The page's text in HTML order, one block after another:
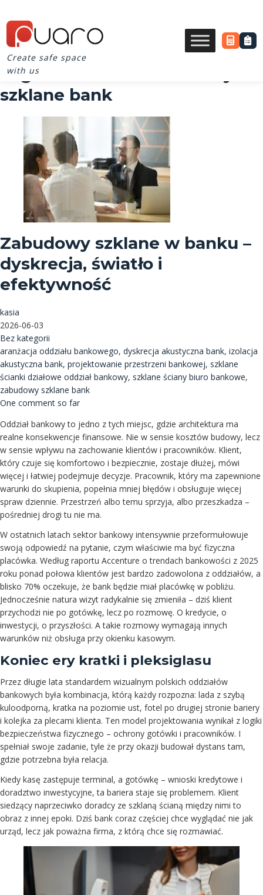
Create safe space
with us
Tag Archives for zabudowy
szklane bank
Zabudowy szklane w banku –
dyskrecja, światło i
efektywność
kasia
2026-06-03
Bez kategorii
aranżacja oddziału bankowego, dyskrecja akustyczna bank, izolacja
akustyczna bank, projektowanie przestrzeni bankowej, szklane
ścianki działowe oddział bankowy, szklane ściany biuro bankowe,
zabudowy szklane bank
One comment so far
Oddział bankowy to jedno z tych miejsc, gdzie architektura ma
realne konsekwencje finansowe. Nie w sensie kosztów budowy, lecz
w sensie wpływu na zachowanie klientów i pracowników. Klient,
który czuje się komfortowo i bezpiecznie, zostaje dłużej, mówi
więcej i łatwiej podejmuje decyzje. Pracownik, który ma zapewnione
warunki do skupienia, popełnia mniej błędów i obsługuje więcej
spraw dziennie. Przestrzeń albo temu sprzyja, albo przeszkadza –
pośredniej drogi tu nie ma.
W ostatnich latach sektor bankowy intensywnie przeformułowuje
swoją odpowiedź na pytanie, czym właściwie ma być fizyczna
placówka. Według raportu Accenture o trendach bankowości z 2025
roku ponad połowa klientów jest bardzo zadowolona z oddziałów, a
blisko 70% oczekuje, że bank będzie miał placówkę w pobliżu.
Jednocześnie natura wizyt radykalnie się zmieniła – dziś klient
przychodzi nie po gotówkę, lecz po rozmowę. O kredycie, o
inwestycji, o przyszłości. A takie rozmowy wymagają innych
warunków niż obsługa przy okienku kasowym.
Koniec ery kratki i pleksiglasu
Przez długie lata standardem wizualnym polskich oddziałów
bankowych była kombinacja, którą każdy rozpozna: lada z szybą
kuloodporną, kratka na poziomie ust, fotel po drugiej stronie bariery
i kolejka za plecami klienta. Ten model projektowania wynikał z logiki
bezpieczeństwa fizycznego – ochrony gotówki i pracowników. I
spełniał swoje zadanie, tyle że przy okazji budował dystans tam,
gdzie potrzebna była relacja.
Kiedy kasę zastępuje terminal, a gotówkę – wnioski kredytowe i
doradztwo inwestycyjne, ta bariera staje się problemem. Klient
siedzący naprzeciwko doradcy ze szklaną ścianą między nimi to
obraz z innej epoki. Dziś bank coraz częściej chce wyglądać nie jak
urząd, lecz jak poważna firma, z którą chce się rozmawiać.